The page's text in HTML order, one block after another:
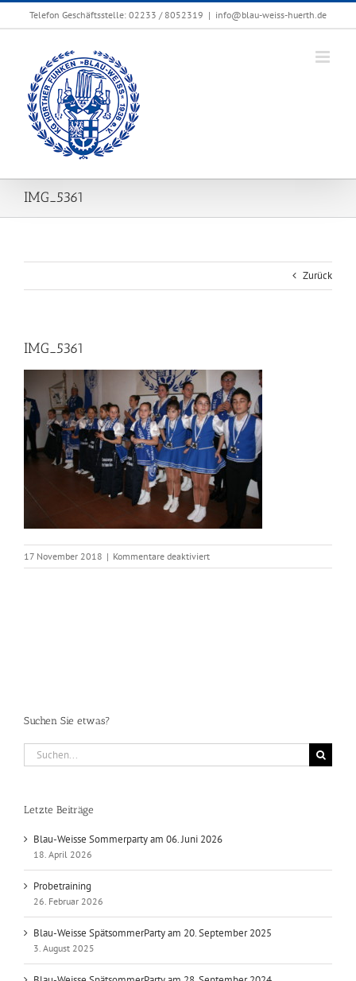
Zum
Telefon Geschäftsstelle: 02233 / 8052319 | info@blau-weiss-huerth.de
IMG_5361
Zurück
IMG_5361
17 November 2018 | Kommentare deaktiviertfür
IMG_5361
Suchen Sie etwas?
Suche
nach:
Letzte Beiträge
Blau-Weisse Sommerparty am 06. Juni 2026
18. April 2026
Probetraining
26. Februar 2026
Blau-Weisse SpätsommerParty am 20. September 2025
3. August 2025